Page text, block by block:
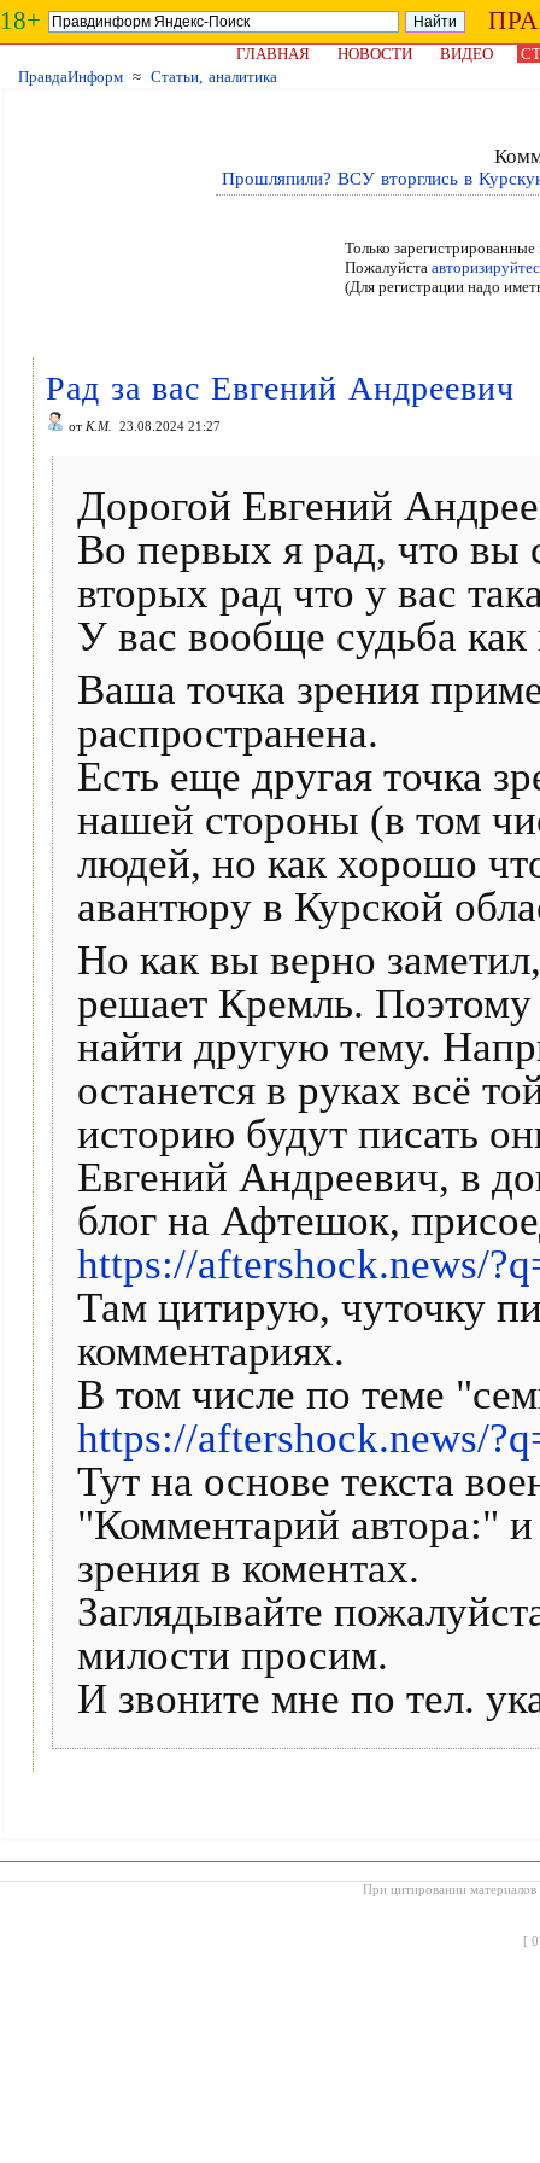
18+
ГЛАВНАЯ НОВОСТИ ВИДЕО
ПравдаИнформ ≈ Статьи, аналитика
Прошляпили? ВСУ вторглись в
Только
Пожалуйста
(Для регистрации надо
Рад за вас Евгений Андреевич
от К.М. 23.08.2024 21:27
Дорогой Евгений
Во первых я рад, что вы
вторых рад что у вас
У вас вообще судьба
Ваша точка зрения
распространена.
Есть еще другая точка
нашей стороны (в том
людей, но как хорошо
авантюру в Курской
Но как вы верно
решает Кремль.
найти другую тему.
останется в руках всё
историю будут писать
Евгений Андреевич, в
блог на Афтешок,
https://aftershock.news/
Там цитирую, чуточку
комментариях.
В том числе по теме
https://aftershock.news/
Тут на основе текста
"Комментарий автора:"
зрения в коментах.
Заглядывайте
милости просим.
И звоните мне по тел.
При цитировании материалов
[